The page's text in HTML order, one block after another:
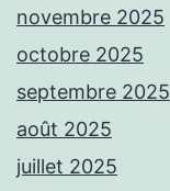
novembre 2025
octobre 2025
septembre 2025
août 2025
juillet 2025